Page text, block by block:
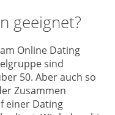
geeignet?
Online Dating
sind
50. Aber auch so
Zusammen
einer Dating